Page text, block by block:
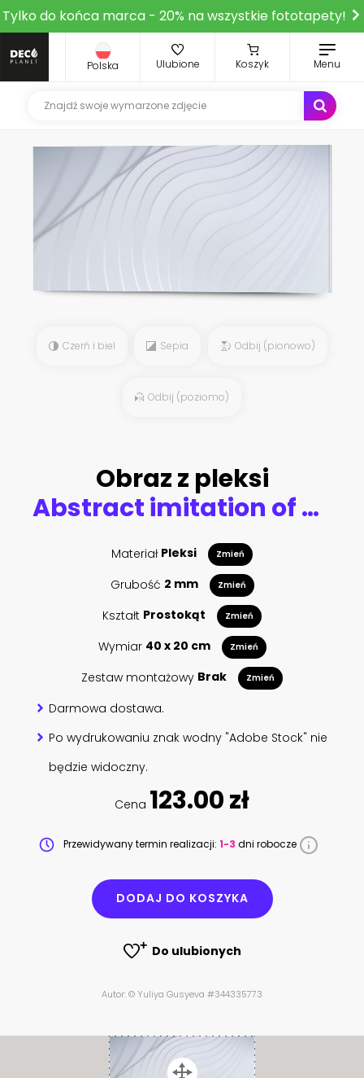
Tylko do końca marca - 20% na wszystkie fototapety!
Polska Ulubione Koszyk Menu
Czerń i biel Sepia Odbij (pionowo)
Odbij (poziomo)
Obraz z pleksi
Abstract imitation of colorful old wooden texture. Art wooden background. Curved lines, tree knots. Texture for add text or work design for backdrop or interrior design.
Materiał Pleksi Zmień
Grubość 2 mm Zmień
Kształt Prostokąt Zmień
Wymiar 40 x 20 cm Zmień
Zestaw montażowy Brak Zmień
Darmowa dostawa.
Po wydrukowaniu znak wodny "Adobe Stock" nie
będzie widoczny.
Cena 123.00 zł
Przewidywany termin realizacji: 1-3 dni robocze
DODAJ DO KOSZYKA
Do ulubionych
Autor: © Yuliya Gusyeva #344335773